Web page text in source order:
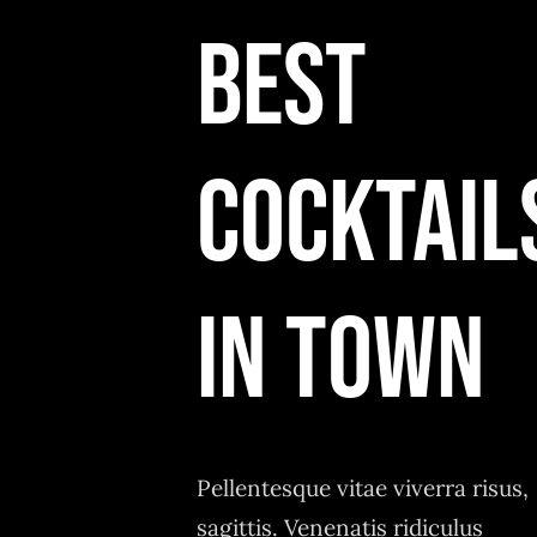
BEST
IN TOWN
Pellentesque vitae viverra risus,
sagittis. Venenatis ridiculus